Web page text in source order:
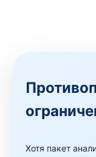
Хотя пакет